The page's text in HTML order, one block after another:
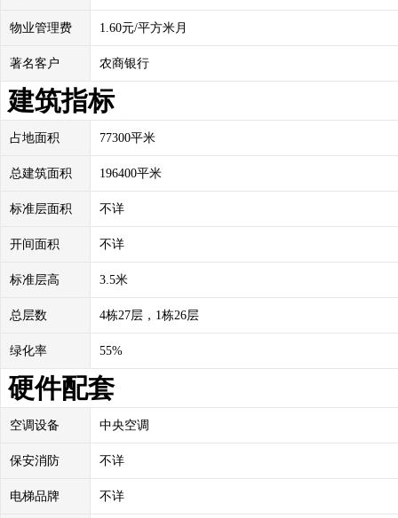
物业管理费 1.60元/平方米月
著名客户 农商银行
建筑指标
占地面积 77300平米
总建筑面积 196400平米
标准层面积 不详
开间面积 不详
标准层高 3.5米
总层数 4栋27层，1栋26层
绿化率 55%
硬件配套
空调设备 中央空调
保安消防 不详
电梯品牌 不详